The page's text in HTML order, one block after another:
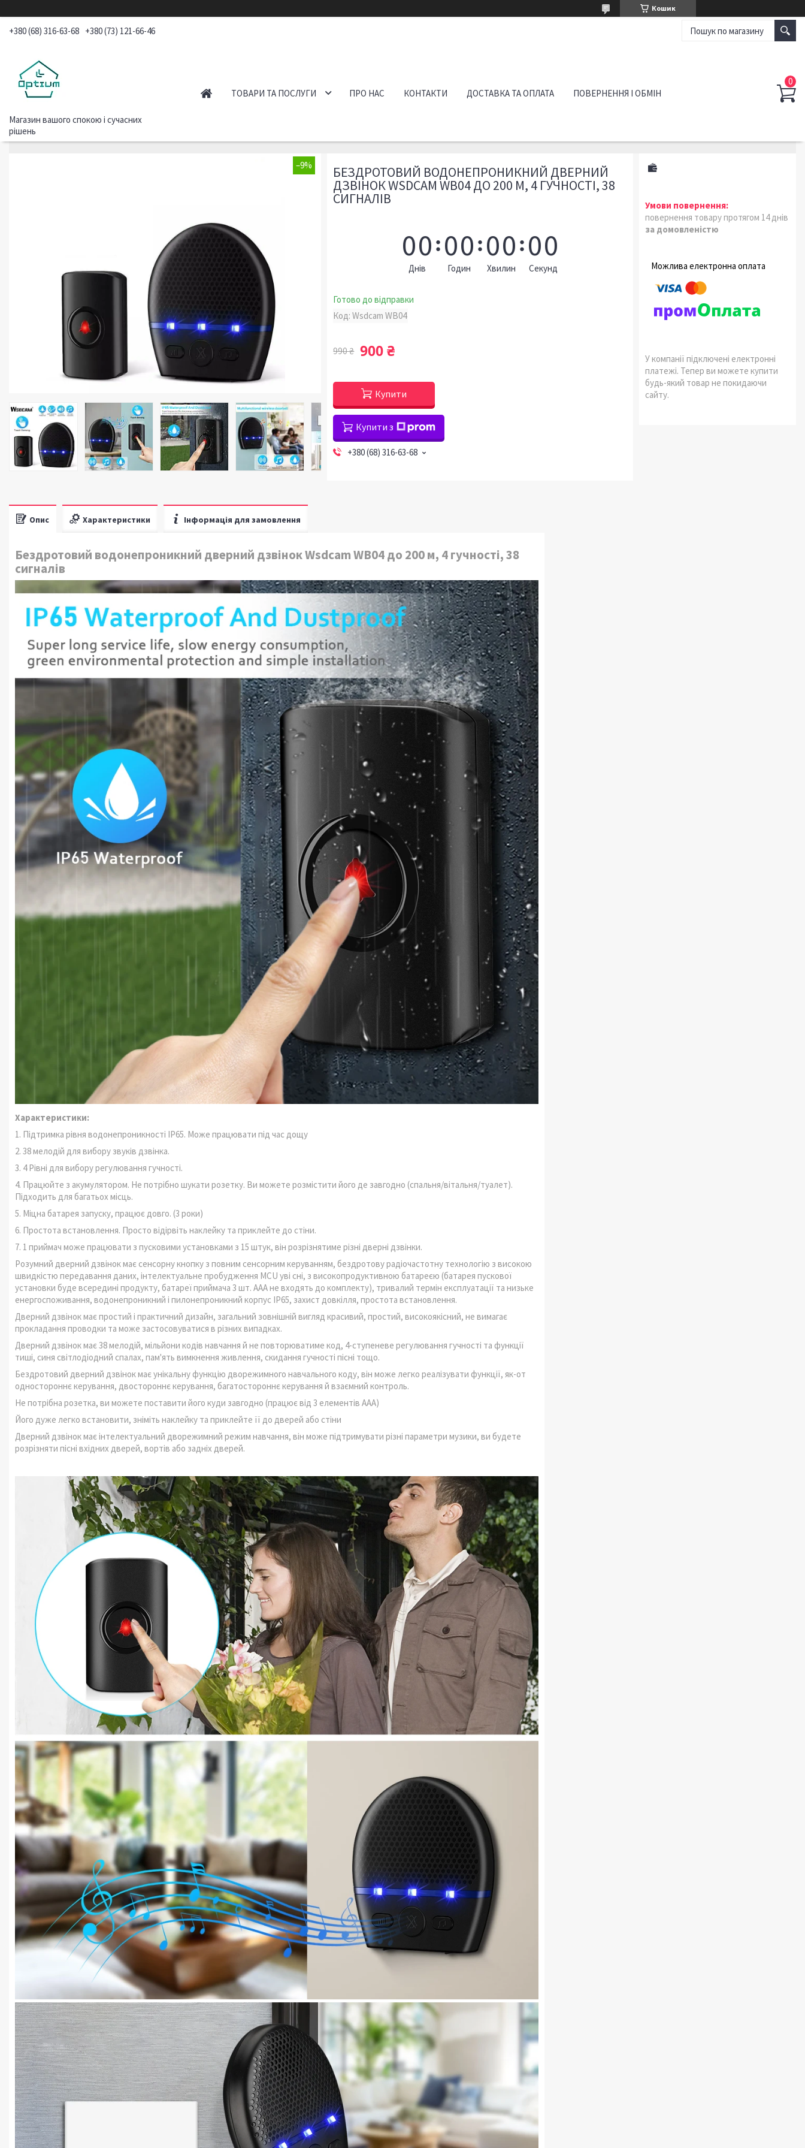
Кошик
+380 (68) 316-63-68 +380 (73) 121-66-46
Магазин вашого спокою і сучасних
рішень
ТОВАРИ ТА ПОСЛУГИ ПРО НАС КОНТАКТИ ДОСТАВКА ТА ОПЛАТА ПОВЕРНЕННЯ І ОБМІН
–9% БЕЗДРОТОВИЙ ВОДОНЕПРОНИКНИЙ ДВЕРНИЙ
ДЗВІНОК WSDCAM WB04 ДО 200 М, 4 ГУЧНОСТІ, 38
СИГНАЛІВ
00
Днів
00
Годин
00
Хвилин
00
Секунд
Готово до відправки
Код:Wsdcam WB04
990 ₴ 900 ₴
Купити
Купити з
+380 (68) 316-63-68
повернення товару протягом 14 днів
за домовленістю
У компанії підключені електронні
платежі. Тепер ви можете купити
будь-який товар не покидаючи
сайту.
Опис Характеристики Інформація для замовлення
Бездротовий водонепроникний дверний дзвінок Wsdcam WB04 до 200 м, 4 гучності, 38
сигналів
Характеристики:
1. Підтримка рівня водонепроникності IP65. Може працювати під час дощу
2. 38 мелодій для вибору звуків дзвінка.
3. 4 Рівні для вибору регулювання гучності.
4. Працюйте з акумулятором. Не потрібно шукати розетку. Ви можете розмістити його де завгодно (спальня/вітальня/туалет).
Підходить для багатьох місць.
5. Міцна батарея запуску, працює довго. (3 роки)
6. Простота встановлення. Просто відірвіть наклейку та приклейте до стіни.
7. 1 приймач може працювати з пусковими установками з 15 штук, він розрізнятиме різні дверні дзвінки.
Розумний дверний дзвінок має сенсорну кнопку з повним сенсорним керуванням, бездротову радіочастотну технологію з високою
швидкістю передавання даних, інтелектуальне пробудження MCU уві сні, з високопродуктивною батареєю (батарея пускової
установки буде всередині продукту, батареї приймача 3 шт. ААА не входять до комплекту), тривалий термін експлуатації та низьке
енергоспоживання, водонепроникний і пилонепроникний корпус IP65, захист довкілля, простота встановлення.
Дверний дзвінок має простий і практичний дизайн, загальний зовнішній вигляд красивий, простий, високоякісний, не вимагає
прокладання проводки та може застосовуватися в різних випадках.
Дверний дзвінок має 38 мелодій, мільйони кодів навчання й не повторюватиме код, 4-ступеневе регулювання гучності та функції
тиші, синя світлодіодний спалах, пам'ять вимкнення живлення, скидання гучності пісні тощо.
Бездротовий дверний дзвінок має унікальну функцію дворежимного навчального коду, він може легко реалізувати функції, як-от
одностороннє керування, двостороннє керування, багатостороннє керування й взаємний контроль.
Не потрібна розетка, ви можете поставити його куди завгодно (працює від 3 елементів ААА)
Його дуже легко встановити, зніміть наклейку та приклейте її до дверей або стіни
Дверний дзвінок має інтелектуальний дворежимний режим навчання, він може підтримувати різні параметри музики, ви будете
розрізняти пісні вхідних дверей, вортів або задніх дверей.